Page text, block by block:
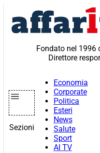
contenuto
Fondato nel 1996
Direttore
Sezioni
Economia
Corporate
Politica
Esteri
News
Salute
Sport
AI TV